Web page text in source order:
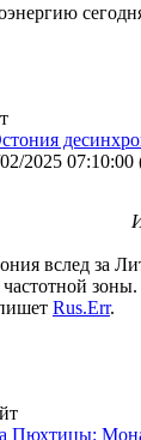
2025 07:10:00
вслед за
Rus.Err.
Пюхтицы: